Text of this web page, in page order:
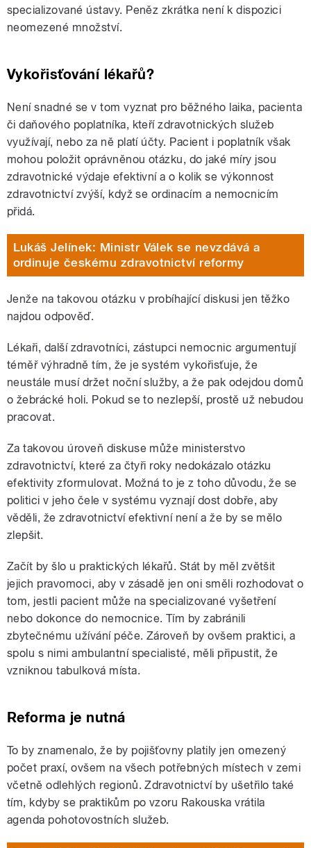
specializované ústavy. Peněz zkrátka není k dispozici
neomezené množství.
Vykořisťování lékařů?
Není snadné se v tom vyznat pro běžného laika, pacienta
či daňového poplatníka, kteří zdravotnických služeb
využívají, nebo za ně platí účty. Pacient i poplatník však
mohou položit oprávněnou otázku, do jaké míry jsou
zdravotnické výdaje efektivní a o kolik se výkonnost
zdravotnictví zvýší, když se ordinacím a nemocnicím
přidá.
Lukáš Jelínek: Ministr Válek se nevzdává a
ordinuje českému zdravotnictví reformy
Jenže na takovou otázku v probíhající diskusi jen těžko
najdou odpověď.
Lékaři, další zdravotníci, zástupci nemocnic argumentují
téměř výhradně tím, že je systém vykořisťuje, že
neustále musí držet noční služby, a že pak odejdou domů
o žebrácké holi. Pokud se to nezlepší, prostě už nebudou
pracovat.
Za takovou úroveň diskuse může ministerstvo
zdravotnictví, které za čtyři roky nedokázalo otázku
efektivity zformulovat. Možná to je z toho důvodu, že se
politici v jeho čele v systému vyznají dost dobře, aby
věděli, že zdravotnictví efektivní není a že by se mělo
zlepšit.
Začít by šlo u praktických lékařů. Stát by měl zvětšit
jejich pravomoci, aby v zásadě jen oni směli rozhodovat o
tom, jestli pacient může na specializované vyšetření
nebo dokonce do nemocnice. Tím by zabránili
zbytečnému užívání péče. Zároveň by ovšem praktici, a
spolu s nimi ambulantní specialisté, měli připustit, že
vzniknou tabulková místa.
Reforma je nutná
To by znamenalo, že by pojišťovny platily jen omezený
počet praxí, ovšem na všech potřebných místech v zemi
včetně odlehlých regionů. Zdravotnictví by ušetřilo také
tím, kdyby se praktikům po vzoru Rakouska vrátila
agenda pohotovostních služeb.